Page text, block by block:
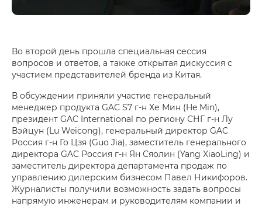
Во второй день прошла специальная сессия
вопросов и ответов, а также открытая дискуссия с
участием представителей бренда из Китая.
В обсуждении приняли участие генеральный
менеджер продукта GAC S7 г-н Хе Мин (He Min),
президент GAC International по региону СНГ г-н Лу
Вэйцун (Lu Weicong), генеральный директор GAC
Россия г-н Го Цзя (Guo Jia), заместитель генерального
директора GAC Россия г-н Ян Сяолин (Yang XiaoLing) и
заместитель директора департамента продаж по
управлению дилерским бизнесом Павел Никифоров.
Журналисты получили возможность задать вопросы
напрямую инженерам и руководителям компании и